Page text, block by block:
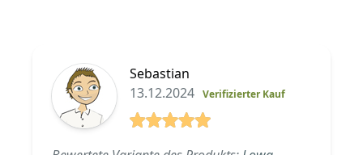
Sebastian
13.12.2024 Verifizierter Kauf